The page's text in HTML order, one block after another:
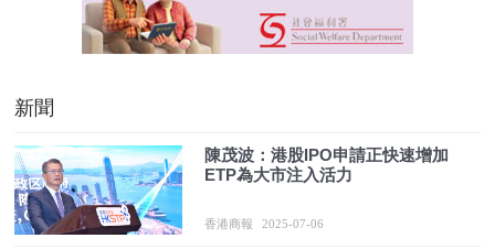
新聞
陳茂波：港股IPO申請正快速增加
ETP為大市注入活力
香港商報 2025-07-06